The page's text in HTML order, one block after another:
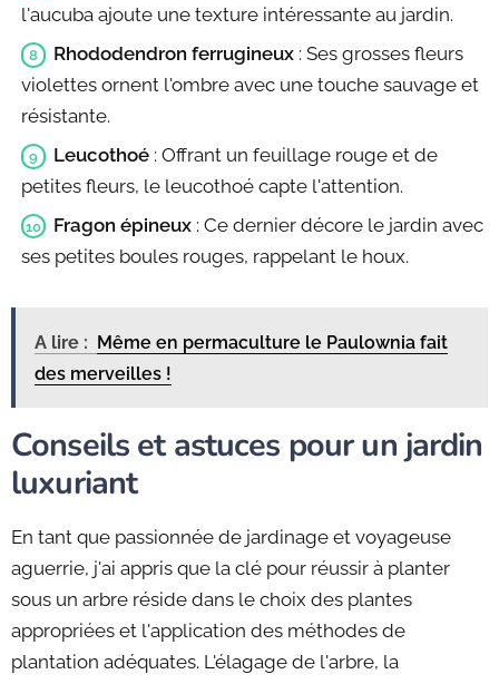
l'aucuba ajoute une texture intéressante au jardin.
Rhododendron ferrugineux: Ses grosses fleurs
violettes ornent l'ombre avec une touche sauvage et
résistante.
Leucothoé: Offrant un feuillage rouge et de
petites fleurs, le leucothoé capte l'attention.
Fragon épineux: Ce dernier décore le jardin avec
ses petites boules rouges, rappelant le houx.
A lire : Même en permaculture le Paulownia fait
des merveilles !
Conseils et astuces pour un jardin
luxuriant
En tant que passionnée de jardinage et voyageuse
aguerrie, j'ai appris que la clé pour réussir à planter
sous un arbre réside dans le choix des plantes
appropriées et l'application des méthodes de
plantation adéquates. L'élagage de l'arbre, la